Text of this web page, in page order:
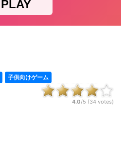
子供向けゲーム
4.0/5 (34 votes)